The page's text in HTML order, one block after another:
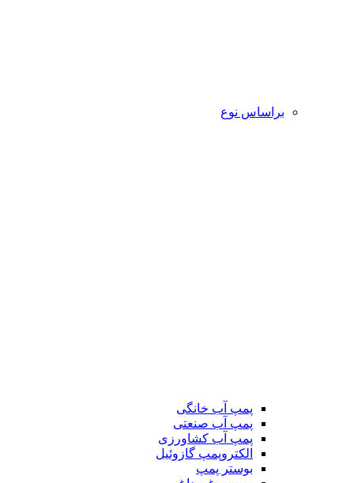
براساس نوع
پمپ آب خانگی
پمپ آب صنعتی
پمپ آب کشاورزی
الکتروپمپ گازوئیل
بوستر پمپ